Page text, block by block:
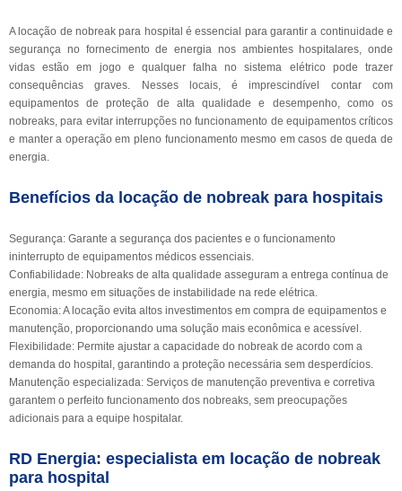
A locação de nobreak para hospital é essencial para garantir a continuidade e
segurança no fornecimento de energia nos ambientes hospitalares, onde
vidas estão em jogo e qualquer falha no sistema elétrico pode trazer
consequências graves. Nesses locais, é imprescindível contar com
equipamentos de proteção de alta qualidade e desempenho, como os
nobreaks, para evitar interrupções no funcionamento de equipamentos críticos
e manter a operação em pleno funcionamento mesmo em casos de queda de
energia.
Benefícios da locação de nobreak para hospitais
Segurança: Garante a segurança dos pacientes e o funcionamento
ininterrupto de equipamentos médicos essenciais.
Confiabilidade: Nobreaks de alta qualidade asseguram a entrega contínua de
energia, mesmo em situações de instabilidade na rede elétrica.
Economia: A locação evita altos investimentos em compra de equipamentos e
manutenção, proporcionando uma solução mais econômica e acessível.
Flexibilidade: Permite ajustar a capacidade do nobreak de acordo com a
demanda do hospital, garantindo a proteção necessária sem desperdícios.
Manutenção especializada: Serviços de manutenção preventiva e corretiva
garantem o perfeito funcionamento dos nobreaks, sem preocupações
adicionais para a equipe hospitalar.
RD Energia: especialista em locação de nobreak
para hospital